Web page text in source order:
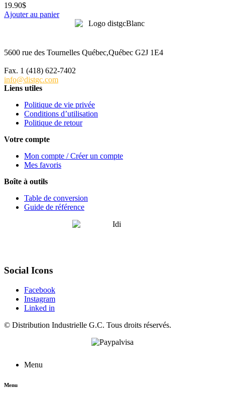
19.90$
Ajouter au panier
5600 rue des Tournelles Québec,Québec G2J 1E4
Fax. 1 (418) 622-7402
info@distgc.com
Liens utiles
Politique de vie privée
Conditions d’utilisation
Politique de retour
Votre compte
Mon compte / Créer un compte
Mes favoris
Boîte à outils
Table de conversion
Guide de référence
Social Icons
Facebook
Instagram
Linked in
© Distribution Industrielle G.C. Tous droits réservés.
Menu
Menu